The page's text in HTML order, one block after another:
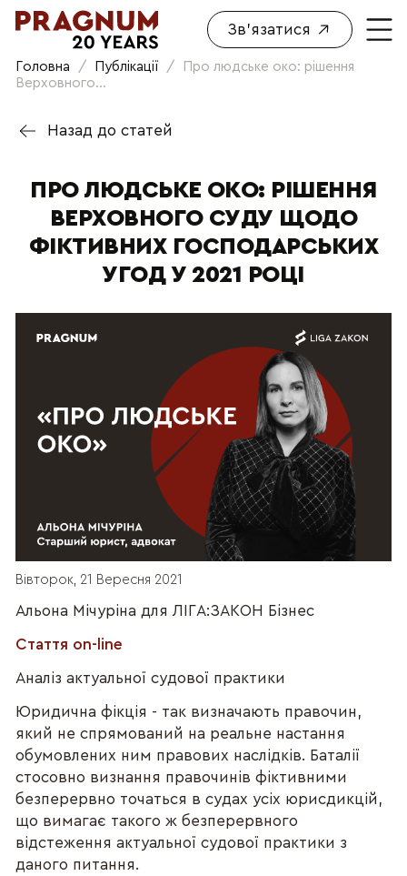
Зв'язатися
Головна / Публікації /
Про людське око: рішення
Верховного...
Назад до статей
ПРО ЛЮДСЬКЕ ОКО: РІШЕННЯ
ВЕРХОВНОГО СУДУ ЩОДО
ФІКТИВНИХ ГОСПОДАРСЬКИХ
УГОД У 2021 РОЦІ
Вівторок, 21 Вересня 2021
Альона Мічуріна для ЛІГА:ЗАКОН Бізнес
Стаття on-line
Аналіз актуальної судової практики
Юридична фікція - так визначають правочин,
який не спрямований на реальне настання
обумовлених ним правових наслідків. Баталії
стосовно визнання правочинів фіктивними
безперервно точаться в судах усіх юрисдикцій,
що вимагає такого ж безперервного
відстеження актуальної судової практики з
даного питання.